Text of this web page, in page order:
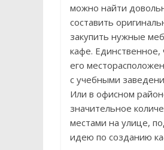
можно найти
составить
закупить нужные
кафе.
его
с учебными
Или в офисном
значительное
местами на улице,
идею по созданию